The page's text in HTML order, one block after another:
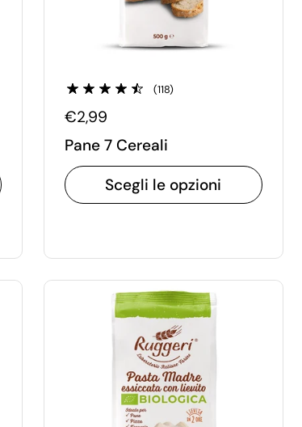
(118)
€2,99
Pane 7 Cereali
Scegli le opzioni